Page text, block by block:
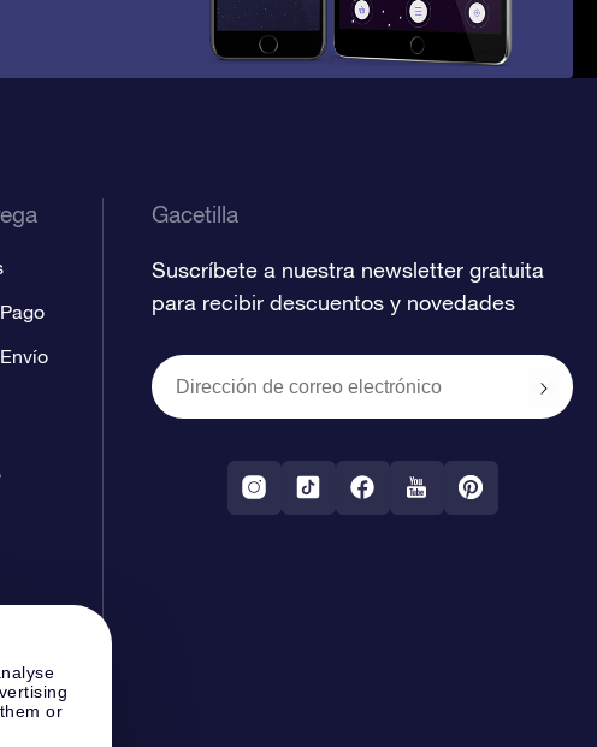
or
Gacetilla
Suscríbete a nuestra newsletter gratuita
para recibir descuentos y novedades